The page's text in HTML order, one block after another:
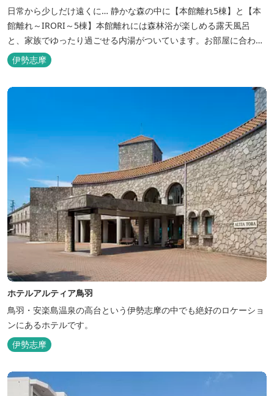
日常から少しだけ遠くに… 静かな森の中に【本館離れ5棟】と【本
館離れ～IRORI～5棟】本館離れには森林浴が楽しめる露天風呂
と、家族でゆったり過ごせる内湯がついています。お部屋に合わせ
た様々なプランがございます。
伊勢志摩
ホテルアルティア鳥羽
鳥羽・安楽島温泉の高台という伊勢志摩の中でも絶好のロケーショ
ンにあるホテルです。
伊勢志摩